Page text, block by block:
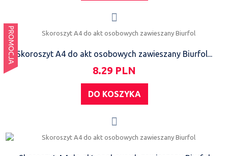
PROMOCJA Skoroszyt A4 do akt osobowych zawieszany Biurfol...
8.29 PLN
DO KOSZYKA